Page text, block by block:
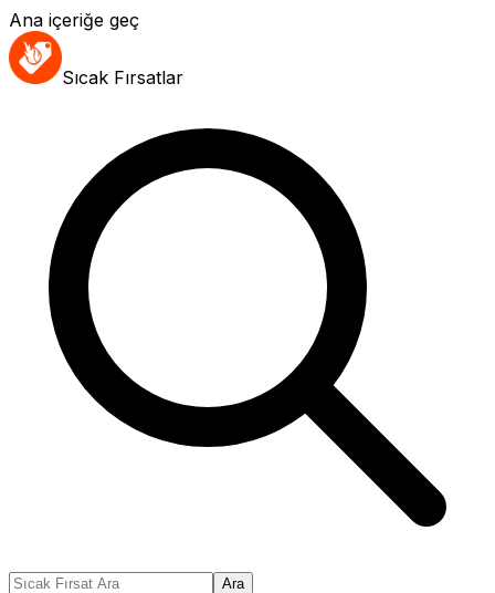
Ana içeriğe geç
Sıcak Fırsatlar
Ara